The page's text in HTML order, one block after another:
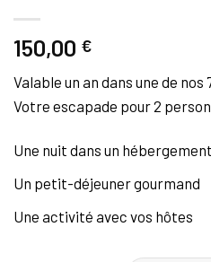
150,00 €
Valable un an dans une de
Votre escapade pour 2
Une nuit dans un
Un petit-déjeuner gourmand
Une activité avec vos hôtes